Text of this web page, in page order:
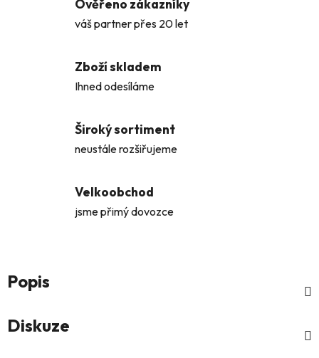
Ověřeno zákazníky
váš partner přes 20 let
Zboží skladem
Ihned odesíláme
Široký sortiment
neustále rozšiřujeme
Velkoobchod
jsme přimý dovozce
Popis
Diskuze